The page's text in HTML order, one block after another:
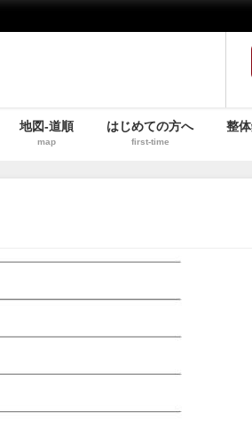
地図-道順
map
はじめての方へ
first-time
整